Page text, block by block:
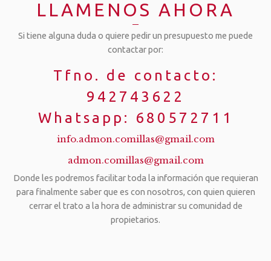
LLAMENOS AHORA
Si tiene alguna duda o quiere pedir un presupuesto me puede
contactar por:
Tfno. de contacto:
942743622
Whatsapp: 680572711
info.admon.comillas@gmail.com
admon.comillas@gmail.com
Donde les podremos facilitar toda la información que requieran
para finalmente saber que es con nosotros, con quien quieren
cerrar el trato a la hora de administrar su comunidad de
propietarios.